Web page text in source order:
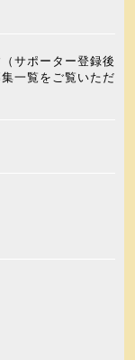
サポーター登録後
一覧をご覧いただ